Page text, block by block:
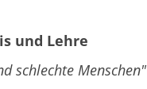
und Lehre
schlechte Menschen"